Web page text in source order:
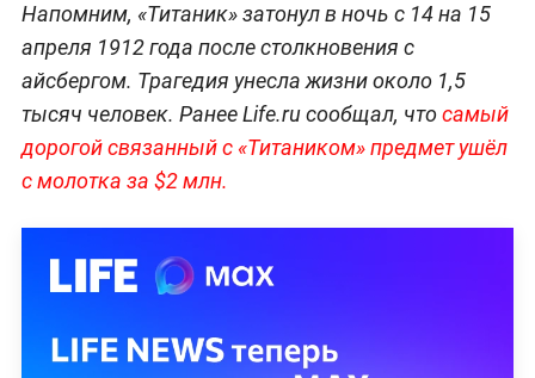
Напомним, «Титаник» затонул в ночь с 14 на 15
апреля 1912 года после столкновения с
айсбергом. Трагедия унесла жизни около 1,5
тысяч человек. Ранее Life.ru сообщал, чтосамый
дорогой связанный с «Титаником» предмет ушёл
с молотка за $2 млн.